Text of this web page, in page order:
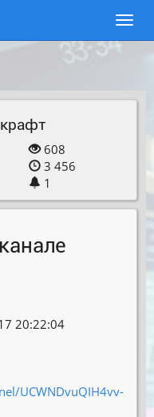
608
3 456
1
20:22:04
UCWNDvuQIH4vv-